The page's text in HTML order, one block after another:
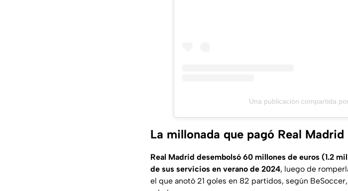
Una publicación compartida
La millonada que pagó Real
Real Madrid desembolsó 60 millones de euros (1.2
de sus servicios en verano de 2024, luego de
el que anotó 21 goles en 82 partidos, según BeSoccer